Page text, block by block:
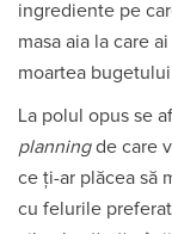
ingrediente pe
masa aia la care
moartea
La polul opus se
planningde care
ce ți-ar plăcea să
cu felurile